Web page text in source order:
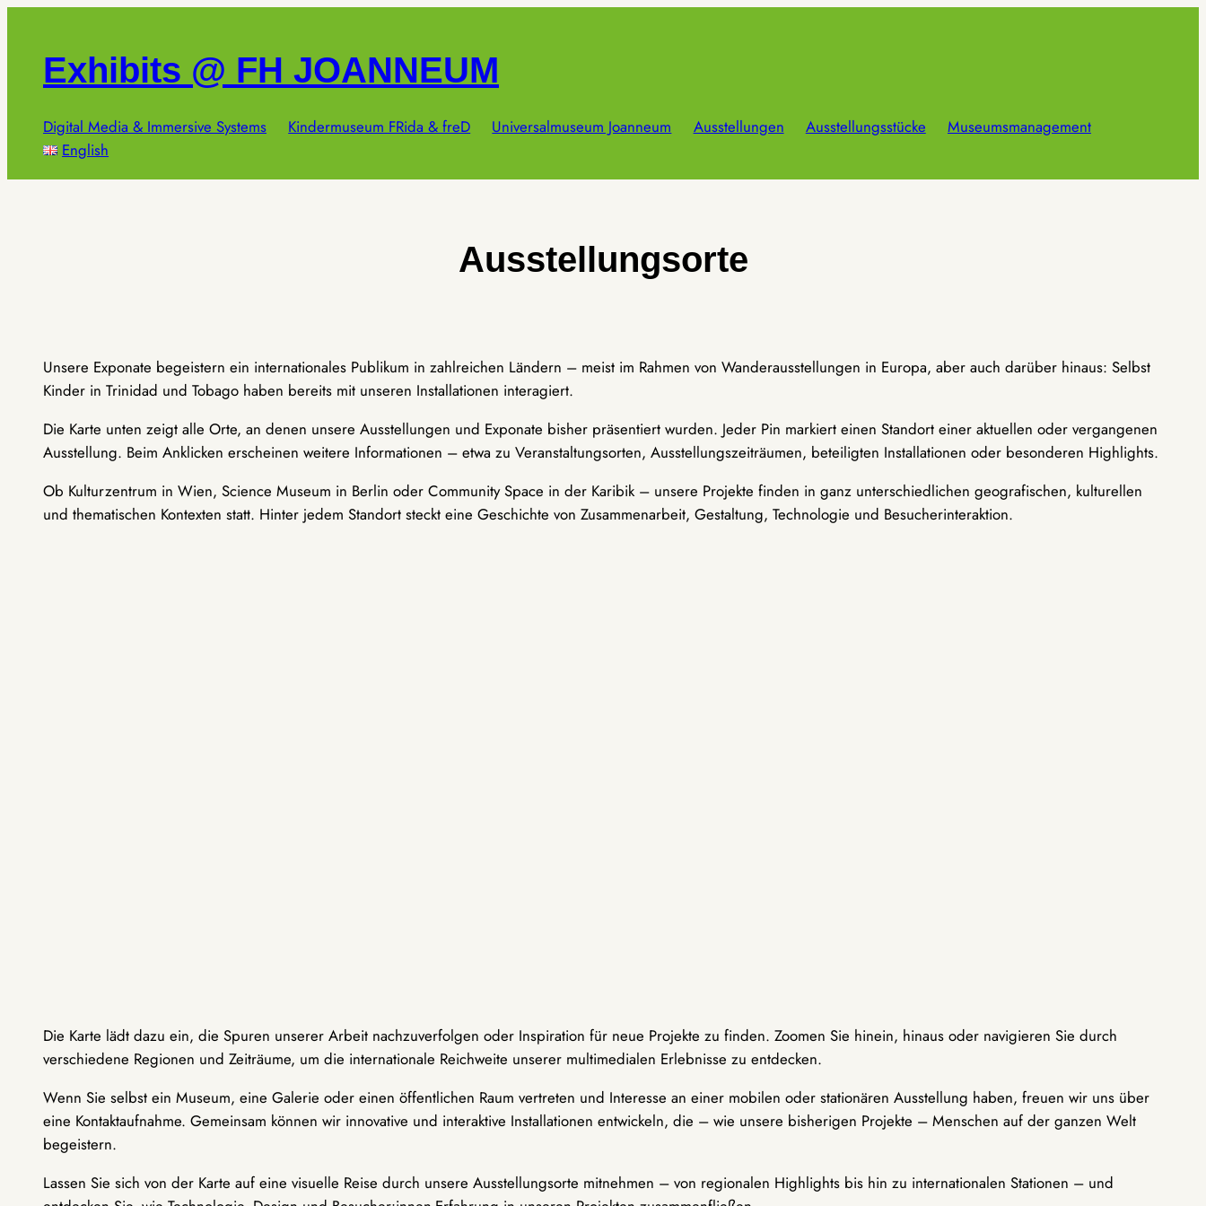
springenExhibits @ FH JOANNEUM
Digital Media & Immersive Systems Kindermuseum FRida & freD Universalmuseum Joanneum Ausstellungen Ausstellungsstücke
Museumsmanagement
English
Ausstellungsorte
Unsere Exponate begeistern ein internationales Publikum in zahlreichen Ländern – meist im Rahmen von Wanderausstellungen in Europa, aber auch darüber hinaus: Selbst
Kinder in Trinidad und Tobago haben bereits mit unseren Installationen interagiert.
Die Karte unten zeigt alle Orte, an denen unsere Ausstellungen und Exponate bisher präsentiert wurden. Jeder Pin markiert einen Standort einer aktuellen oder vergangenen
Ausstellung. Beim Anklicken erscheinen weitere Informationen – etwa zu Veranstaltungsorten, Ausstellungszeiträumen, beteiligten Installationen oder besonderen Highlights.
Ob Kulturzentrum in Wien, Science Museum in Berlin oder Community Space in der Karibik – unsere Projekte finden in ganz unterschiedlichen geografischen, kulturellen
und thematischen Kontexten statt. Hinter jedem Standort steckt eine Geschichte von Zusammenarbeit, Gestaltung, Technologie und Besucherinteraktion.
Die Karte lädt dazu ein, die Spuren unserer Arbeit nachzuverfolgen oder Inspiration für neue Projekte zu finden. Zoomen Sie hinein, hinaus oder navigieren Sie durch
verschiedene Regionen und Zeiträume, um die internationale Reichweite unserer multimedialen Erlebnisse zu entdecken.
Wenn Sie selbst ein Museum, eine Galerie oder einen öffentlichen Raum vertreten und Interesse an einer mobilen oder stationären Ausstellung haben, freuen wir uns über
eine Kontaktaufnahme. Gemeinsam können wir innovative und interaktive Installationen entwickeln, die – wie unsere bisherigen Projekte – Menschen auf der ganzen Welt
begeistern.
Lassen Sie sich von der Karte auf eine visuelle Reise durch unsere Ausstellungsorte mitnehmen – von regionalen Highlights bis hin zu internationalen Stationen – und